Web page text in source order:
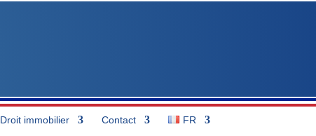
Droit immobilier Contact FR